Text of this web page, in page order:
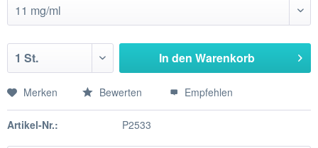
In den Warenkorb
Merken Bewerten Empfehlen
Artikel-Nr.: P2533